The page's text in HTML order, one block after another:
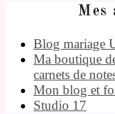
Mes
Blog mariage
Ma boutique
carnets de
Mon blog et
Studio 17